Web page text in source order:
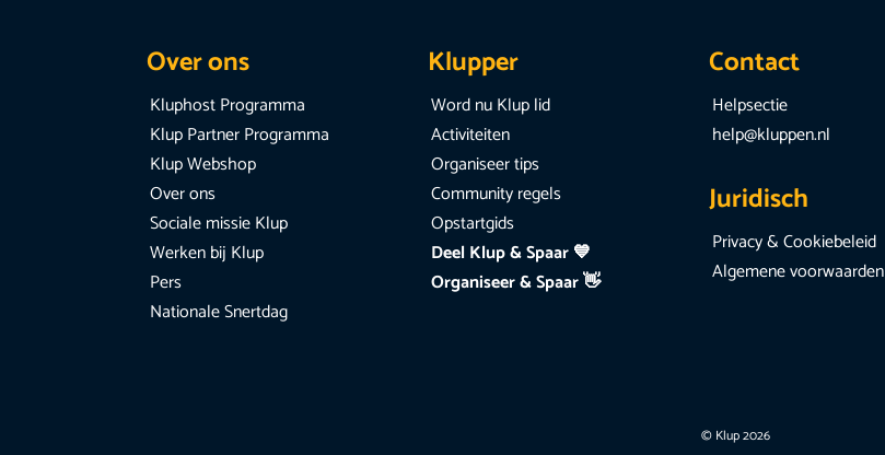
Over ons
Kluphost Programma
Klup Partner Programma
Klup Webshop
Over ons
Sociale missie Klup
Werken bij Klup
Pers
Nationale Snertdag
Klupper
Word nu Klup lid
Activiteiten
Organiseer tips
Community regels
Opstartgids
Deel Klup & Spaar 💙
Organiseer & Spaar 👋
Contact
Helpsectie
help@kluppen.nl
Juridisch
Privacy & Cookiebeleid
Algemene voorwaarden
© Klup 2026